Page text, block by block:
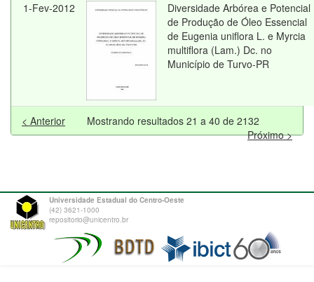
1-Fev-2012
Diversidade Arbórea e Potencial
de Produção de Óleo Essencial
de Eugenia uniflora L. e Myrcia
multiflora (Lam.) Dc. no
Município de Turvo-PR
Mostrando resultados 21 a 40 de 2132
< Anterior
Próximo >
Universidade Estadual do Centro-Oeste
(42) 3621-1000
repositorio@unicentro.br